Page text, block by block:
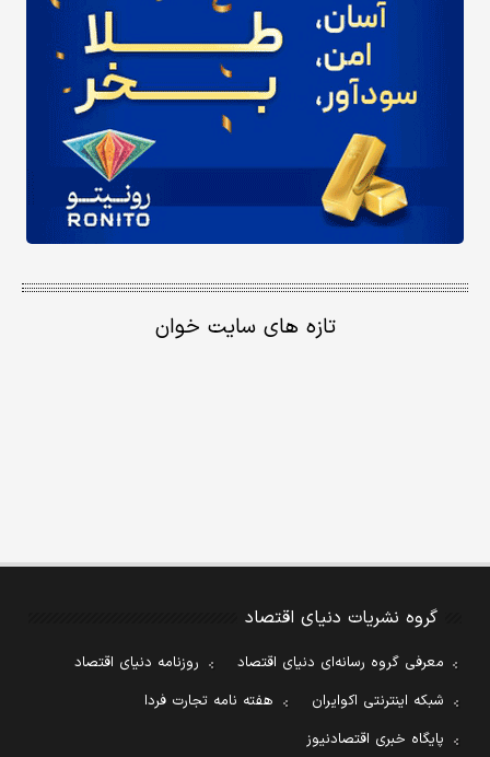
تازه های سایت خوان
گروه نشریات دنیای اقتصاد
معرفی گروه رسانه‌ای دنیای اقتصاد
روزنامه دنیای اقتصاد
شبکه اینترنتی اکوایران
هفته نامه تجارت فردا
پایگاه خبری اقتصادنیوز